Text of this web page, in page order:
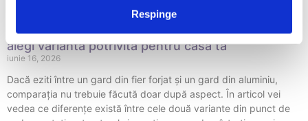
Respinge
Gard din fier forjat sau gard din aluminiu? Cum
alegi varianta potrivită pentru casa ta
iunie 16, 2026
Dacă eziti între un gard din fier forjat și un gard din aluminiu,
comparația nu trebuie făcută doar după aspect. În articol vei
vedea ce diferențe există între cele două variante din punct de